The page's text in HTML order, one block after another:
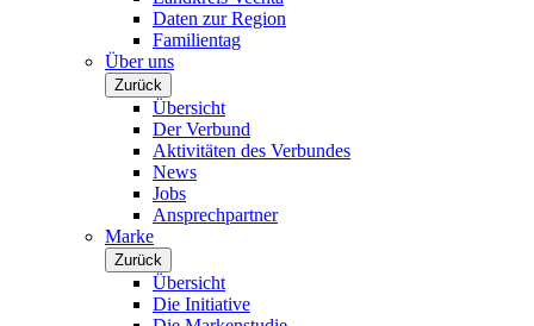
Daten zur Region
Familientag
Über uns
Zurück
Übersicht
Der Verbund
Aktivitäten des Verbundes
News
Jobs
Ansprechpartner
Marke
Zurück
Übersicht
Die Initiative